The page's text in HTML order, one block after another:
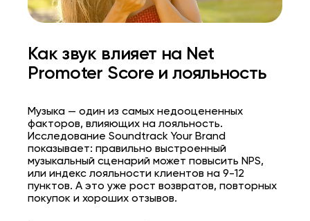
Как звук влияет на Net
Promoter Score и лояльность
Музыка — один из самых недооцененных
факторов, влияющих на лояльность.
Исследование Soundtrack Your Brand
показывает: правильно выстроенный
музыкальный сценарий может повысить NPS,
или индекс лояльности клиентов на 9-12
пунктов. А это уже рост возвратов, повторных
покупок и хороших отзывов.